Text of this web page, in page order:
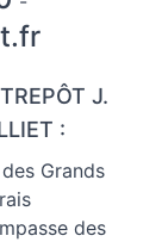
J.
:
Grands
des